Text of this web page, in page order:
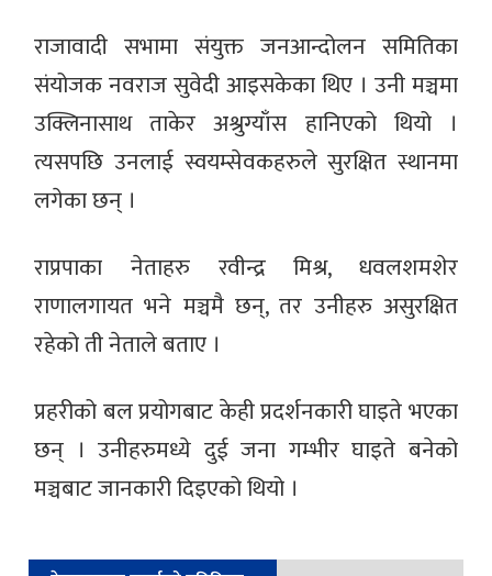
राजावादी सभामा संयुक्त जनआन्दोलन समितिका
संयोजक नवराज सुवेदी आइसकेका थिए । उनी मञ्चमा
उक्लिनासाथ ताकेर अश्रुग्याँस हानिएको थियो ।
त्यसपछि उनलाई स्वयम्सेवकहरुले सुरक्षित स्थानमा
लगेका छन् ।
राप्रपाका नेताहरु रवीन्द्र मिश्र, धवलशमशेर
राणालगायत भने मञ्चमै छन्, तर उनीहरु असुरक्षित
रहेको ती नेताले बताए ।
प्रहरीको बल प्रयोगबाट केही प्रदर्शनकारी घाइते भएका
छन् । उनीहरुमध्ये दुई जना गम्भीर घाइते बनेको
मञ्चबाट जानकारी दिइएको थियो ।